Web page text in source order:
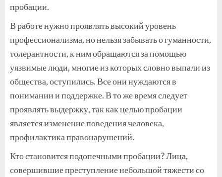
пробации.
В работе нужно проявлять высокий уровень
профессионализма, но нельзя забывать о гуманности,
толерантности, к ним обращаются за помощью
уязвимые люди, многие из которых словно выпали из
общества, оступились. Все они нуждаются в
понимании и поддержке. В то же время следует
проявлять выдержку, так как целью пробации
является изменение поведения человека,
профилактика правонарушений.
Кто становится подопечными пробации? Лица,
совершившие преступление небольшой тяжести со